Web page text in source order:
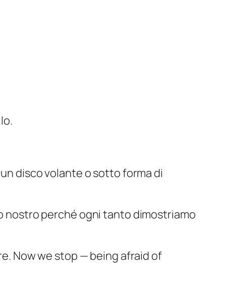
disco volante o sotto forma di
nostro perché ogni tanto dimostriamo
Now we stop — being afraid of